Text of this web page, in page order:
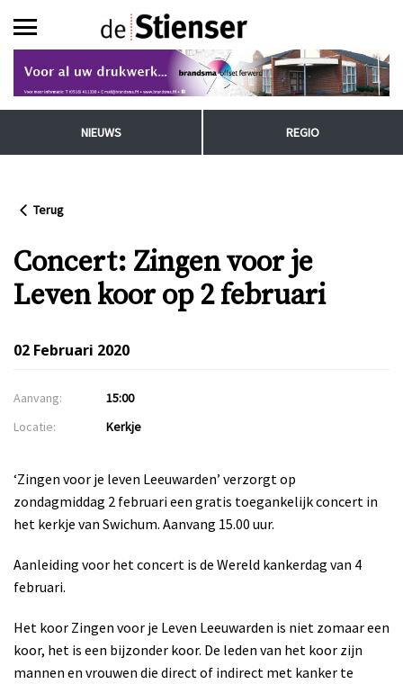
NIEUWS REGIO
Terug
Concert: Zingen voor je
Leven koor op 2 februari
02 Februari 2020
Aanvang:
15:00
Locatie:
Kerkje
‘Zingen voor je leven Leeuwarden’ verzorgt op
zondagmiddag 2 februari een gratis toegankelijk concert in
het kerkje van Swichum. Aanvang 15.00 uur.
Aanleiding voor het concert is de Wereld kankerdag van 4
februari.
Het koor Zingen voor je Leven Leeuwarden is niet zomaar een
koor, het is een bijzonder koor. De leden van het koor zijn
mannen en vrouwen die direct of indirect met kanker te